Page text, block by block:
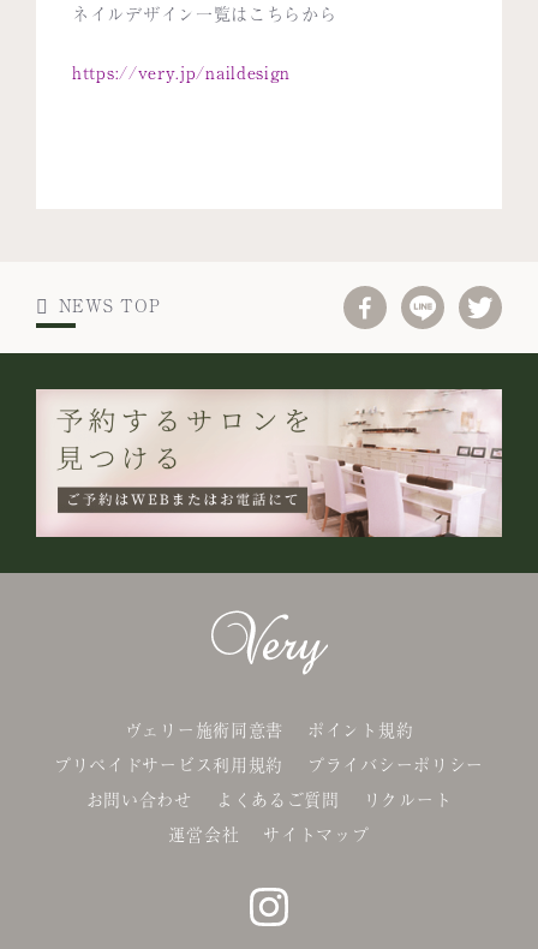
ネイルデザイン一覧はこちらから
https://very.jp/naildesign
NEWS TOP
ヴェリー施術同意書
ポイント規約
プリペイドサービス利用規約
プライバシーポリシー
お問い合わせ
よくあるご質問
リクルート
運営会社
サイトマップ